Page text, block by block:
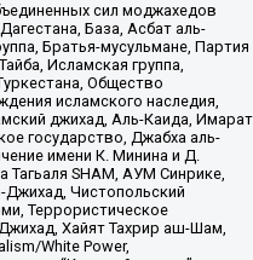
сил моджахедов
База, Асбат аль-
Братья-мусульмане, Партия
Исламская группа,
Общество
исламского наследия,
джихад, Аль-Каида, Имарат
государство, Джабха аль-
имени К. Минина и Д.
Тагьаля SHAM, АУМ Синрике,
Чистопольский
Террористическое
Хайят Тахрир аш-Шам,
White Power,